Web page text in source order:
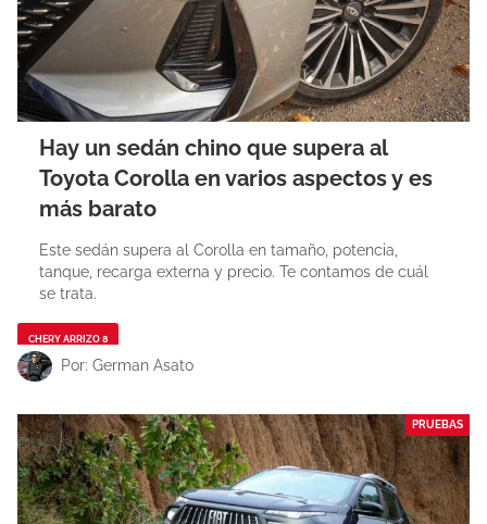
Hay un sedán chino que supera al
Toyota Corolla en varios aspectos y es
más barato
Este sedán supera al Corolla en tamaño, potencia,
tanque, recarga externa y precio. Te contamos de cuál
se trata.
CHERY ARRIZO 8
Por: German Asato
PRUEBAS